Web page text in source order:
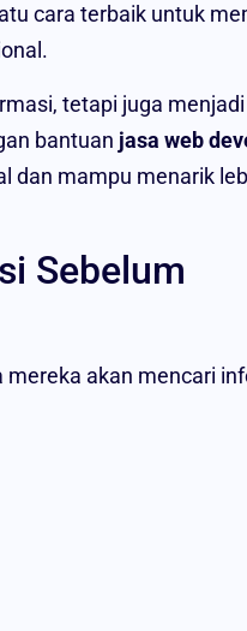
cara terbaik untuk
tetapi juga
bantuan jasa web
dan mampu menarik
Sebelum
akan mencari